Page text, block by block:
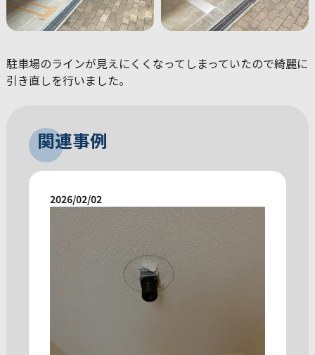
駐車場のラインが見えにくくなってしまっていたので綺麗に
引き直しを行いました。
関連事例
2026/02/02